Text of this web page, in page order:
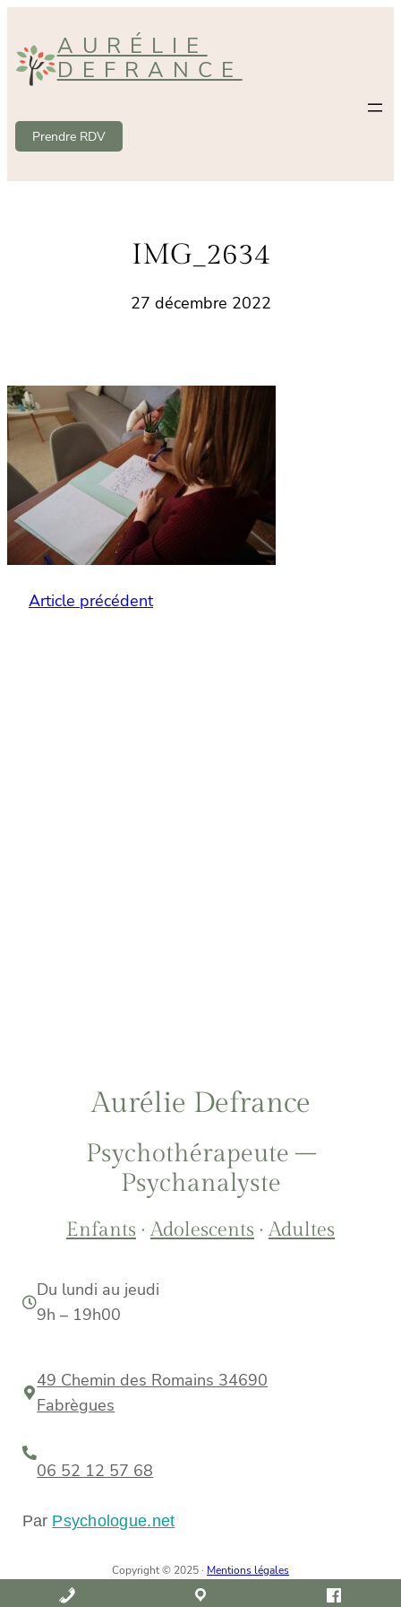
contenu
AURÉLIE
DEFRANCE
Prendre RDV
IMG_2634
27 décembre 2022
Article précédent
Aurélie Defrance
Psychothérapeute –
Psychanalyste
Enfants ·Adolescents ·Adultes
Du lundi au jeudi
9h – 19h00
49 Chemin des Romains 34690
Fabrègues
06 52 12 57 68
Par Psychologue.net
Copyright © 2025 · Mentions légales